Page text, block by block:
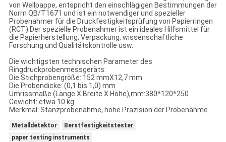
von Wellpappe, entspricht den einschlägigen Bestimmungen der
Norm QB/T1671 und ist ein notwendiger und spezieller
Probenahmer für die Druckfestigkeitsprüfung von Papierringen
(RCT).Der spezielle Probenahmer ist ein ideales Hilfsmittel für
die Papierherstellung, Verpackung, wissenschaftliche
Forschung und Qualitätskontrolle usw.
Die wichtigsten technischen Parameter des
Ringdruckprobenmessgeräts:
Die Stichprobengröße: 152 mmX12,7 mm
Die Probendicke: (0,1 bis 1,0) mm
Umrissmaße (Länge X Breite X Höhe),mm:380*120*250
Gewicht: etwa 10 kg
Merkmal: Stanzprobenahme, hohe Präzision der Probenahme
Metalldetektor
Berstfestigkeitstester
paper testing instruments